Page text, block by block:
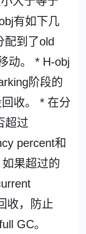
有如下几
配到了old
动。 * H-obj
阶段的
收。 * 在分
超过
percent和
果超过的
收，防止
GC。